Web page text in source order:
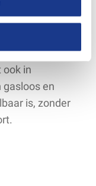
concept
in duurzaam
ook in
gasloos en
is, zonder